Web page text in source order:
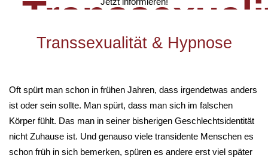
Transsexualität & Hypnose
Oft spürt man schon in frühen Jahren, dass irgendetwas anders
ist oder sein sollte. Man spürt, dass man sich im falschen
Körper fühlt. Das man in seiner bisherigen Geschlechtsidentität
nicht Zuhause ist. Und genauso viele transidente Menschen es
schon früh in sich bemerken, spüren es andere erst viel später